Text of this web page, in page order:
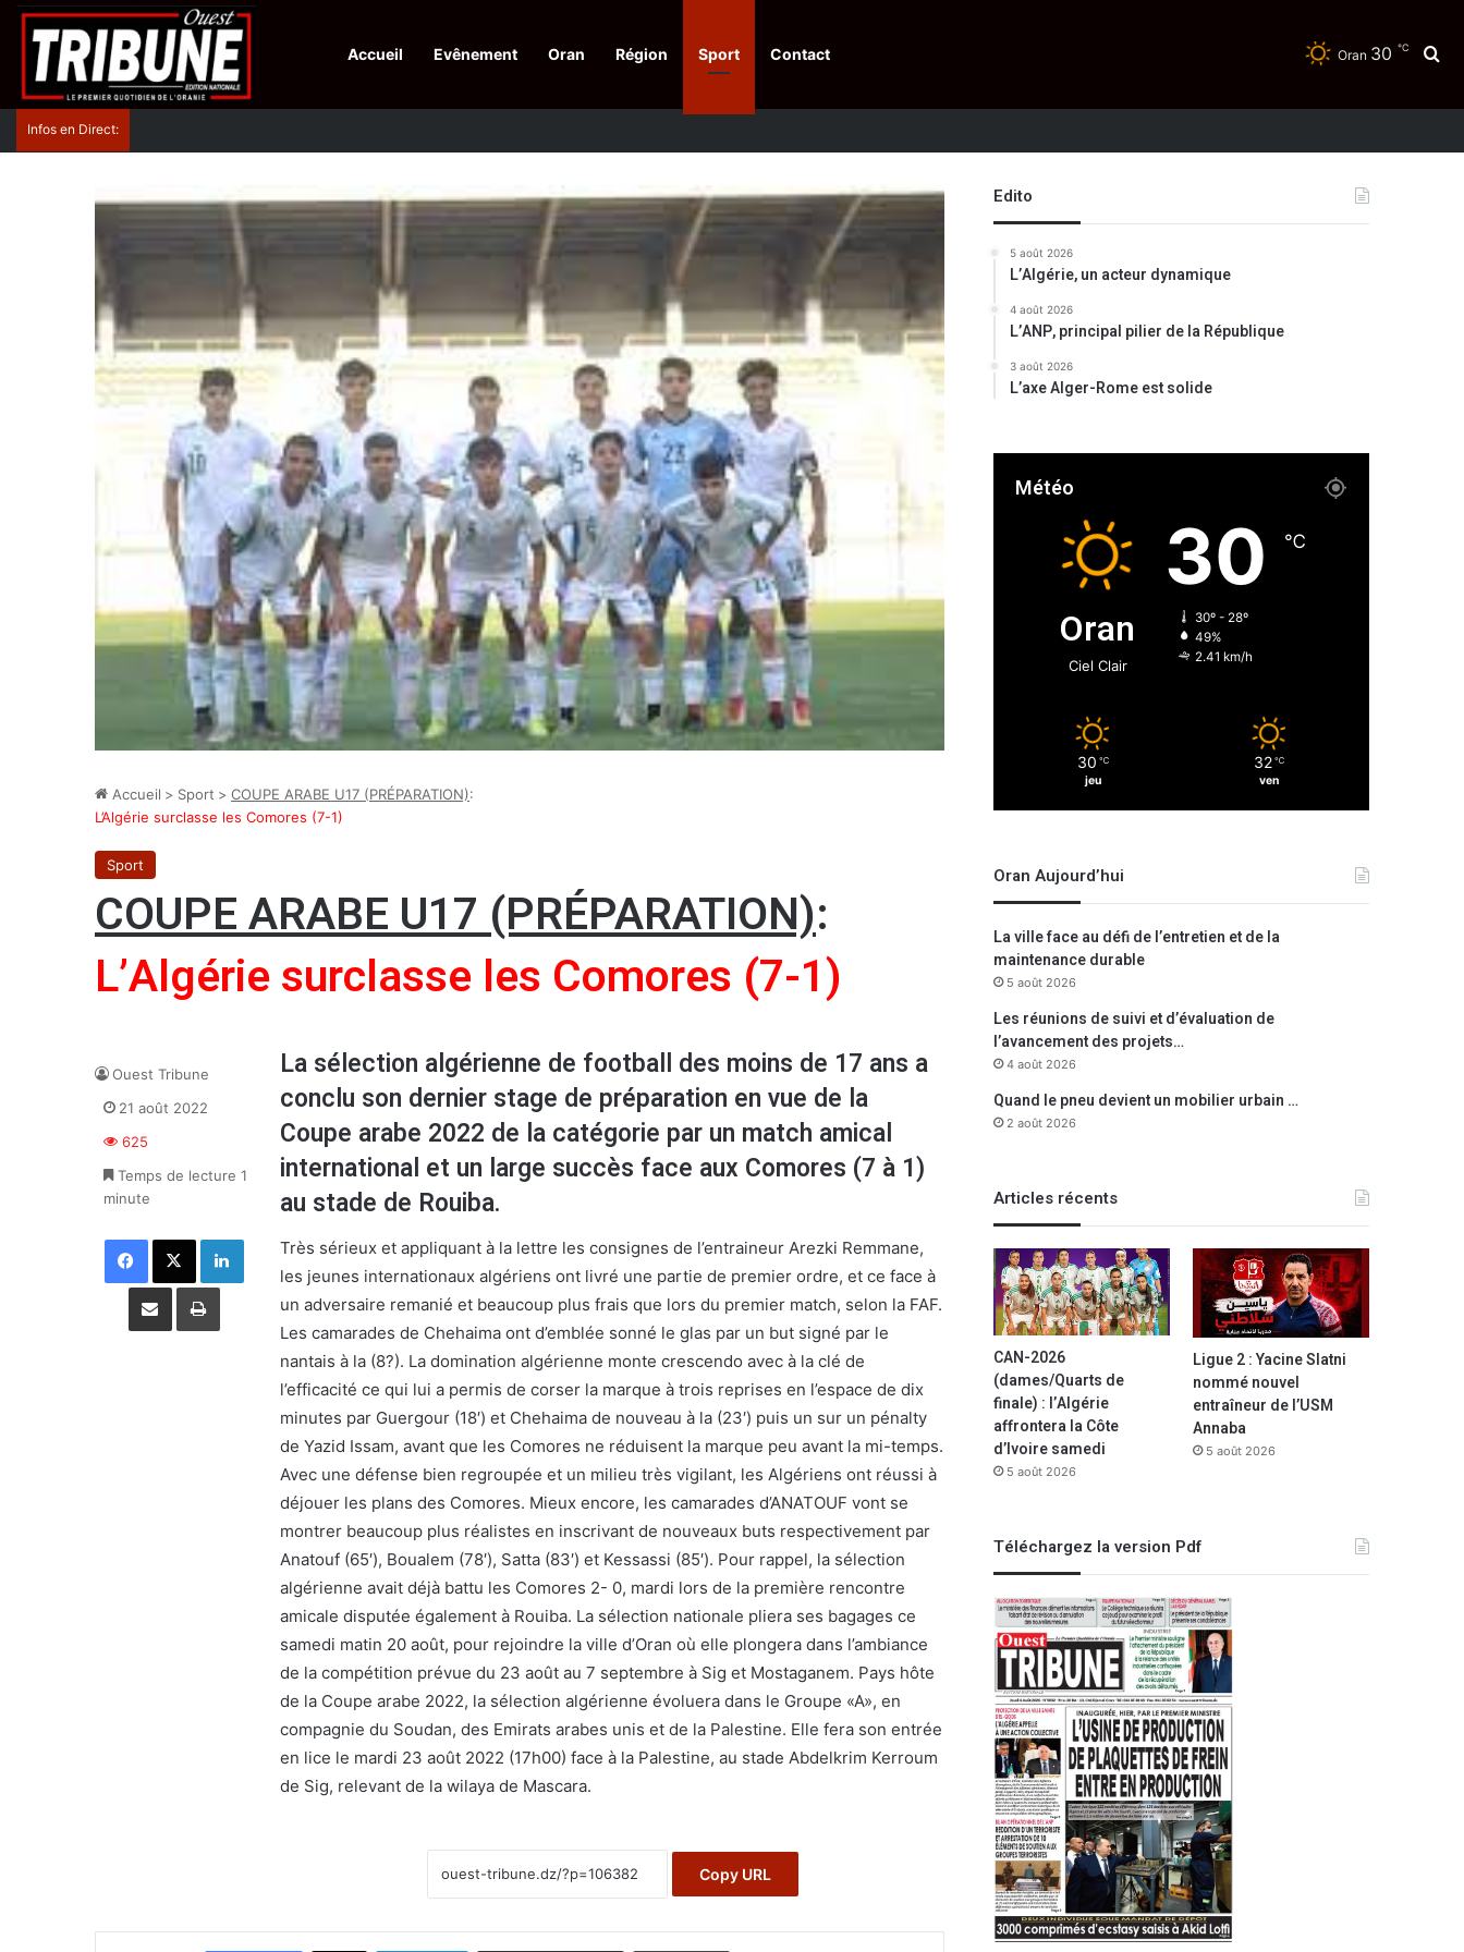
Accueil Evênement Oran Région Sport Contact Oran 30 ℃
Infos en Direct:
Accueil > Sport > COUPE ARABE U17 (PRÉPARATION):
L’Algérie surclasse les Comores (7-1)
Sport
COUPE ARABE U17 (PRÉPARATION):
L’Algérie surclasse les Comores (7-1)
La sélection algérienne de football des moins de 17 ans a
conclu son dernier stage de préparation en vue de la
Coupe arabe 2022 de la catégorie par un match amical
international et un large succès face aux Comores (7 à 1)
au stade de Rouiba.
Très sérieux et appliquant à la lettre les consignes de l’entraineur Arezki Remmane,
les jeunes internationaux algériens ont livré une partie de premier ordre, et ce face à
un adversaire remanié et beaucoup plus frais que lors du premier match, selon la FAF.
Les camarades de Chehaima ont d’emblée sonné le glas par un but signé par le
nantais à la (8?). La domination algérienne monte crescendo avec à la clé de
l’efficacité ce qui lui a permis de corser la marque à trois reprises en l’espace de dix
minutes par Guergour (18′) et Chehaima de nouveau à la (23′) puis un sur un pénalty
de Yazid Issam, avant que les Comores ne réduisent la marque peu avant la mi-temps.
Avec une défense bien regroupée et un milieu très vigilant, les Algériens ont réussi à
déjouer les plans des Comores. Mieux encore, les camarades d’ANATOUF vont se
montrer beaucoup plus réalistes en inscrivant de nouveaux buts respectivement par
Anatouf (65′), Boualem (78′), Satta (83′) et Kessassi (85′). Pour rappel, la sélection
algérienne avait déjà battu les Comores 2- 0, mardi lors de la première rencontre
amicale disputée également à Rouiba. La sélection nationale pliera ses bagages ce
samedi matin 20 août, pour rejoindre la ville d’Oran où elle plongera dans l’ambiance
de la compétition prévue du 23 août au 7 septembre à Sig et Mostaganem. Pays hôte
de la Coupe arabe 2022, la sélection algérienne évoluera dans le Groupe «A», en
compagnie du Soudan, des Emirats arabes unis et de la Palestine. Elle fera son entrée
en lice le mardi 23 août 2022 (17h00) face à la Palestine, au stade Abdelkrim Kerroum
de Sig, relevant de la wilaya de Mascara.
Copy URL
Ouest Tribune
21 août 2022
625
Temps de lecture 1
minute
Facebook X Linkedin
Partager par email Imprimer
Edito
5 août 2026
L’Algérie, un acteur dynamique
4 août 2026
L’ANP, principal pilier de la République
3 août 2026
L’axe Alger-Rome est solide
Météo
Oran
Ciel Clair
30 ℃
30º - 28º
49%
2.41 km/h
30 ℃
jeu
32 ℃
ven
Oran Aujourd’hui
La ville face au défi de l’entretien et de la
maintenance durable
5 août 2026
Les réunions de suivi et d’évaluation de
l’avancement des projets…
4 août 2026
Quand le pneu devient un mobilier urbain …
2 août 2026
Articles récents
CAN-2026
(dames/Quarts de
finale) : l’Algérie
affrontera la Côte
d’Ivoire samedi
5 août 2026
Ligue 2 : Yacine Slatni
nommé nouvel
entraîneur de l’USM
Annaba
5 août 2026
Téléchargez la version Pdf